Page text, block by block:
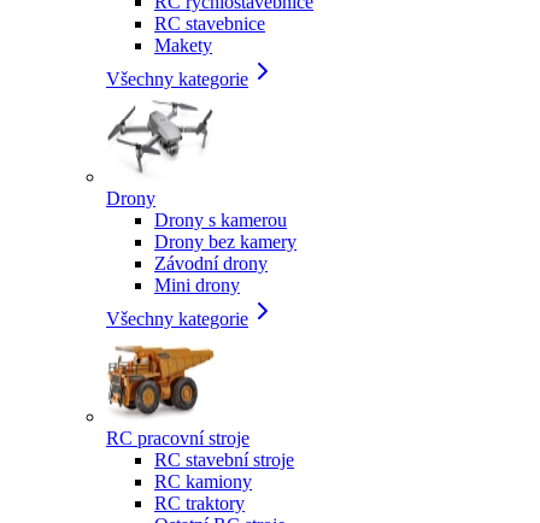
RC stavebnice
Makety
Všechny kategorie
Drony
Drony s kamerou
Drony bez kamery
Závodní drony
Mini drony
Všechny kategorie
RC pracovní stroje
RC stavební stroje
RC kamiony
RC traktory